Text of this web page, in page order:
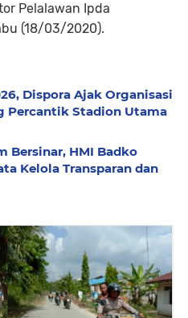
Pelalawan Ipda
(18/03/2020).
Dispora Ajak Organisasi
Percantik Stadion Utama
Bersinar, HMI Badko
Kelola Transparan dan